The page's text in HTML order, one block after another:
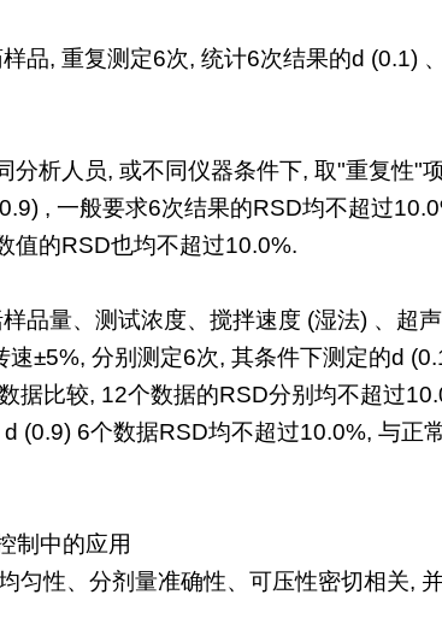
品, 重复测定6次, 统计6次结果的d (0.1)
分析人员, 或不同仪器条件下, 取"重复性"
, 一般要求6次结果的RSD均不超过
值的RSD也均不超过10.0%.
品量、测试浓度、搅拌速度 (湿法) 、超
±5%, 分别测定6次, 其条件下测定的d
据比较, 12个数据的RSD分别均不超过
(0.9) 6个数据RSD均不超过10.0%, 与正
制中的应用
匀性、分剂量准确性、可压性密切相关,